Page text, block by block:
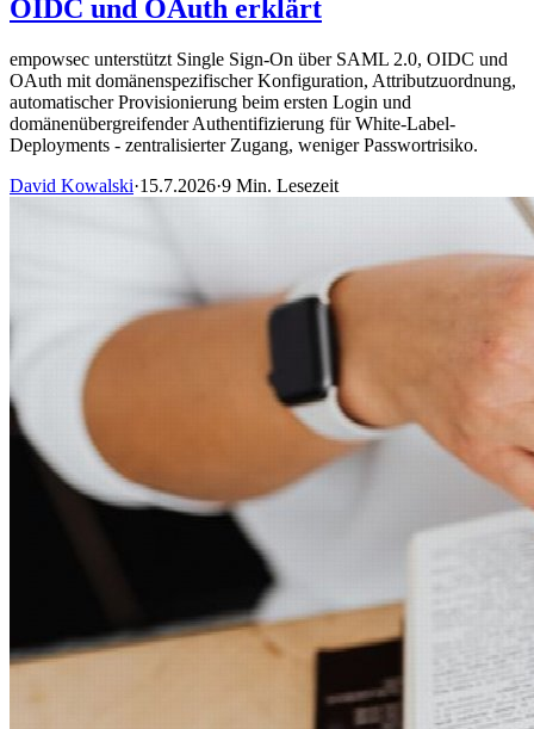
OIDC und OAuth erklärt
empowsec unterstützt Single Sign-On über SAML 2.0, OIDC und
OAuth mit domänenspezifischer Konfiguration, Attributzuordnung,
automatischer Provisionierung beim ersten Login und
domänenübergreifender Authentifizierung für White-Label-
Deployments - zentralisierter Zugang, weniger Passwortrisiko.
David Kowalski·15.7.2026·9 Min. Lesezeit